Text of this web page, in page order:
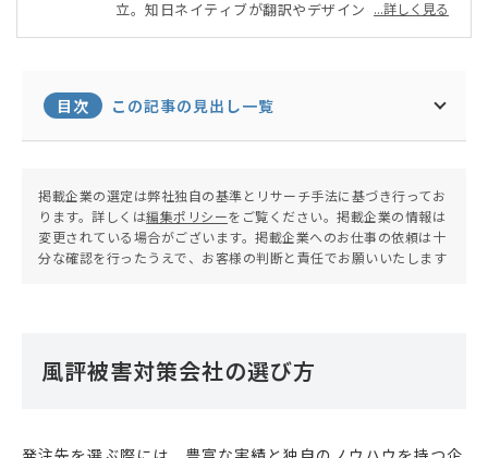
立。知日ネイティブが翻訳やデザインを担当する、
証セキュリティ」の普及と中小企業での導入をサポ
ートしている。
...詳しく見る
目次 この記事の見出し一覧
掲載企業の選定は弊社独自の基準とリサーチ手法に基づき行ってお
ります。詳しくは編集ポリシーをご覧ください。掲載企業の情報は
変更されている場合がございます。掲載企業へのお仕事の依頼は十
分な確認を行ったうえで、お客様の判断と責任でお願いいたします
風評被害対策会社の選び方